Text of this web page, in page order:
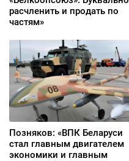
расчленить и продать по
частям»
Позняков: «ВПК Беларуси
стал главным двигателем
экономики и главным